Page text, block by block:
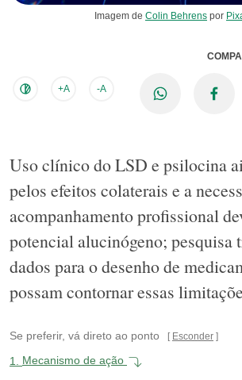
Imagem de Colin Behrens por
+A -A
Uso clínico do LSD e psilocina
pelos efeitos colaterais e a
acompanhamento profissional
potencial alucinógeno; pesquisa
dados para o desenho de
possam contornar essas
Se preferir, vá direto ao ponto Esconder
1. Mecanismo de ação